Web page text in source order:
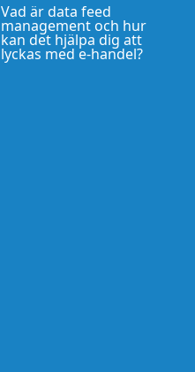
Vad är data feed
management och hur
kan det hjälpa dig att
lyckas med e-handel?